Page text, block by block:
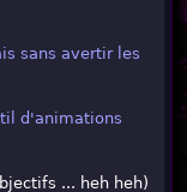
sans avertir les
d'animations
... heh heh)